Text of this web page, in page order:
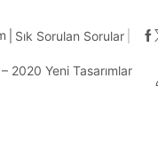
Sık Sorulan Sorular
2020 Yeni Tasarımlar